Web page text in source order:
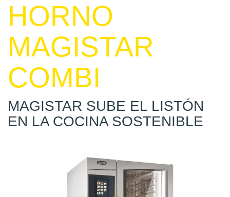
HORNO
MAGISTAR
COMBI
MAGISTAR SUBE EL LISTÓN
EN LA COCINA SOSTENIBLE